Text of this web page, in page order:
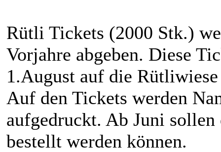
Rütli Tickets (2000 Stk.)
Vorjahre abgeben. Diese
1.August auf die
Auf den Tickets werden
aufgedruckt. Ab Juni
bestellt werden können.